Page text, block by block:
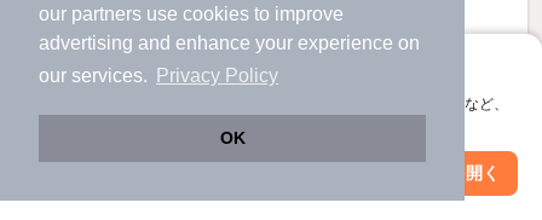
our partners use cookies to improve
advertising and enhance your experience on
our services.
Privacy Policy
OK
アプリに切り替えて、サクサクお部屋探し
会員登録なしですぐ使える。マップ検索やお気に入り保存など、
アプリを開く
すべての写真
鹿児島県伊佐市菱刈市山2482番地4
2階建 / 18年6ヶ月 / RC
駐車場あり
絞り込み条件を変更